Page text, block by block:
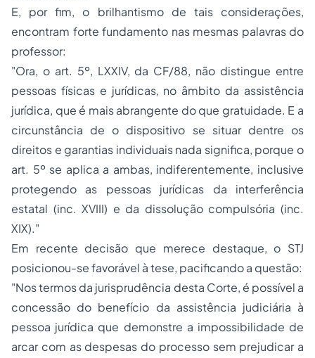
E, por fim, o brilhantismo de tais considerações,
encontram forte fundamento nas mesmas palavras do
professor:
"Ora, o art. 5º, LXXIV, da CF/88, não distingue entre
pessoas físicas e jurídicas, no âmbito da assistência
jurídica, que é mais abrangente do que gratuidade. E a
circunstância de o dispositivo se situar dentre os
direitos e garantias individuais nada significa, porque o
art. 5º se aplica a ambas, indiferentemente, inclusive
protegendo as pessoas jurídicas da interferência
estatal (inc. XVIII) e da dissolução compulsória (inc.
XIX)."
Em recente decisão que merece destaque, o STJ
posicionou-se favorável à tese, pacificando a questão:
"Nos termos da jurisprudência desta Corte, é possível a
concessão do benefício da assistência judiciária à
pessoa jurídica que demonstre a impossibilidade de
arcar com as despesas do processo sem prejudicar a